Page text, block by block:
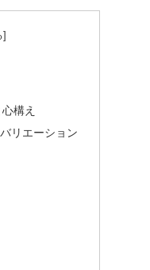
構え
リエーション